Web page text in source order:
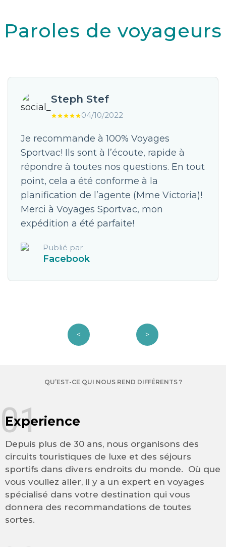
Paroles de voyageurs
Steph Stef
04/10/2022
Je recommande à 100% Voyages
Sportvac! Ils sont à l’écoute, rapide à
répondre à toutes nos questions. En tout
point, cela a été conforme à la
planification de l’agente (Mme Victoria)!
Merci à Voyages Sportvac, mon
expédition a été parfaite!
Publié par
Facebook
QU’EST-CE QUI NOUS REND DIFFÉRENTS ?
Experience
Depuis plus de 30 ans, nous organisons des
circuits touristiques de luxe et des séjours
sportifs dans divers endroits du monde. Où que
vous vouliez aller, il y a un expert en voyages
spécialisé dans votre destination qui vous
donnera des recommandations de toutes
sortes.
01